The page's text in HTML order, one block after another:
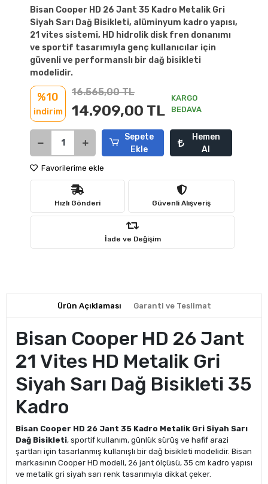
Bisan Cooper HD 26 Jant 35 Kadro Metalik Gri
Siyah Sarı Dağ Bisikleti, alüminyum kadro yapısı,
21 vites sistemi, HD hidrolik disk fren donanımı
ve sportif tasarımıyla genç kullanıcılar için
güvenli ve performanslı bir dağ bisikleti
modelidir.
%10
indirim
16.565,00 TL
14.909,00 TL
KARGO
BEDAVA
Sepete
Ekle
Hemen
Al
Favorilerime ekle
Hızlı Gönderi Güvenli Alışveriş
İade ve Değişim
Ürün Açıklaması Garanti ve Teslimat
Bisan Cooper HD 26 Jant
21 Vites HD Metalik Gri
Siyah Sarı Dağ Bisikleti 35
Kadro
Bisan Cooper HD 26 Jant 35 Kadro Metalik Gri Siyah Sarı
Dağ Bisikleti, sportif kullanım, günlük sürüş ve hafif arazi
şartları için tasarlanmış kullanışlı bir dağ bisikleti modelidir. Bisan
markasının Cooper HD modeli, 26 jant ölçüsü, 35 cm kadro yapısı
ve metalik gri siyah sarı renk tasarımıyla dikkat çeker.